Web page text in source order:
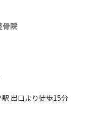
骨院
出口より徒歩15分